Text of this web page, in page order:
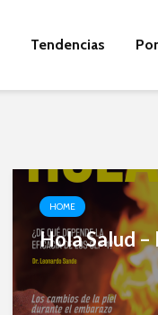
Tendencias
HOME
Hola Salud –